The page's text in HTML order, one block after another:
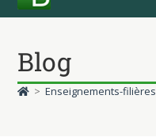
Blog
> Enseignements-filières